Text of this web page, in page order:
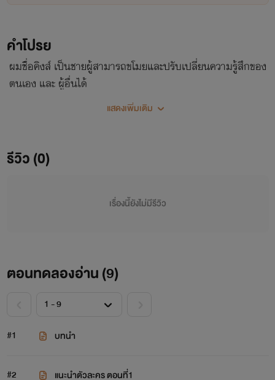
คำโปรย
ผมชื่อคิงส์​ เป็น​ชายผู้สามารถ​ขโมยและปรับเปลี่ยน​ความรู้สึกของ
ตนเอง และ ผู้อื่น​ได้
แสดงเพิ่มเติม
รีวิว (0)
เรื่องนี้ยังไม่มีรีวิว
ตอนทดลองอ่าน (9)
#1 บทนำ
#2 แนะนำตัวละคร ตอนที่1